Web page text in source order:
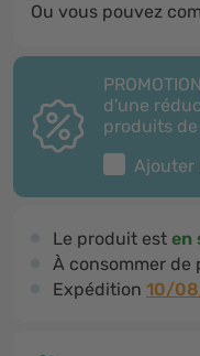
Ou vous pouvez
d'une
produits
Ajouter
Le produit est en
À consommer de
Expédition 10/